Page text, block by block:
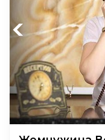
Previous